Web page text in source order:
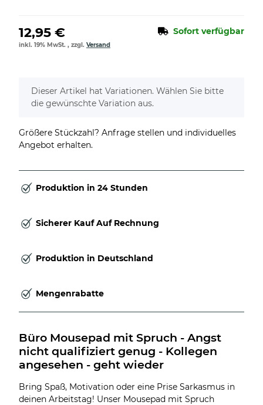
12,95 € Sofort verfügbar
inkl. 19% MwSt. , zzgl. Versand
x
Dieser Artikel hat Variationen. Wählen Sie bitte
die gewünschte Variation aus.
Größere Stückzahl? Anfrage stellen und individuelles
Angebot erhalten.
Produktion in 24 Stunden
Sicherer Kauf Auf Rechnung
Produktion in Deutschland
Mengenrabatte
Büro Mousepad mit Spruch - Angst
nicht qualifiziert genug - Kollegen
angesehen - geht wieder
Bring Spaß, Motivation oder eine Prise Sarkasmus in
deinen Arbeitstag! Unser Mousepad mit Spruch